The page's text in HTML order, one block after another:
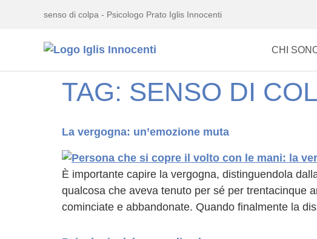
senso di colpa - Psicologo Prato Iglis Innocenti
CHI
TAG: SENSO DI
La vergogna: un’emozione muta
È importante capire la vergogna, distinguendola
qualcosa che aveva tenuto per sé per trentacinque
cominciate e abbandonate. Quando finalmente la